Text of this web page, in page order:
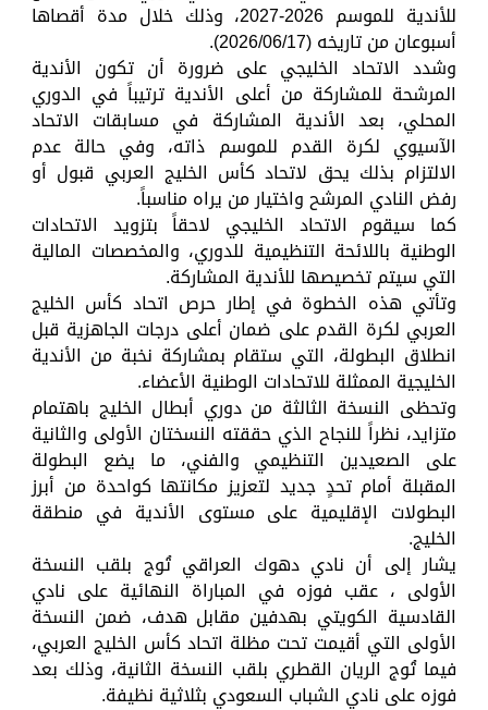
للأندية للموسم 2026-2027، وذلك خلال مدة أقصاها
أسبوعان من تاريخه (2026/06/17).
وشدد الاتحاد الخليجي على ضرورة أن تكون الأندية
المرشحة للمشاركة من أعلى الأندية ترتيباً في الدوري
المحلي، بعد الأندية المشاركة في مسابقات الاتحاد
الآسيوي لكرة القدم للموسم ذاته، وفي حالة عدم
الالتزام بذلك يحق لاتحاد كأس الخليج العربي قبول أو
رفض النادي المرشح واختيار من يراه مناسباً.
كما سيقوم الاتحاد الخليجي لاحقاً بتزويد الاتحادات
الوطنية باللائحة التنظيمية للدوري، والمخصصات المالية
التي سيتم تخصيصها للأندية المشاركة.
وتأتي هذه الخطوة في إطار حرص اتحاد كأس الخليج
العربي لكرة القدم على ضمان أعلى درجات الجاهزية قبل
انطلاق البطولة، التي ستقام بمشاركة نخبة من الأندية
الخليجية الممثلة للاتحادات الوطنية الأعضاء.
وتحظى النسخة الثالثة من دوري أبطال الخليج باهتمام
متزايد، نظراً للنجاح الذي حققته النسختان الأولى والثانية
على الصعيدين التنظيمي والفني، ما يضع البطولة
المقبلة أمام تحدٍ جديد لتعزيز مكانتها كواحدة من أبرز
البطولات الإقليمية على مستوى الأندية في منطقة
الخليج.
يشار إلى أن نادي دهوك العراقي تُوج بلقب النسخة
الأولى ، عقب فوزه في المباراة النهائية على نادي
القادسية الكويتي بهدفين مقابل هدف، ضمن النسخة
الأولى التي أقيمت تحت مظلة اتحاد كأس الخليج العربي،
فيما تُوج الريان القطري بلقب النسخة الثانية، وذلك بعد
فوزه على نادي الشباب السعودي بثلاثية نظيفة.